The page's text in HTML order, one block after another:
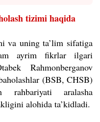
tizimi haqida
va uning ta’lim sifatiga
ayrim fikrlar ilgari
Rahmonberganov
(BSB, CHSB)
rahbariyati aralasha
alohida ta’kidladi.